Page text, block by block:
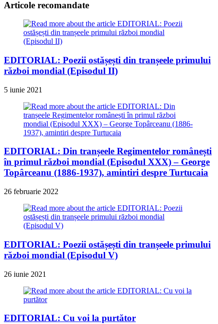
Articole recomandate
EDITORIAL: Poezii ostășești din tranșeele primului
război mondial (Episodul II)
5 iunie 2021
EDITORIAL: Din tranșeele Regimentelor românești
în primul război mondial (Episodul XXX) – George
Topârceanu (1886-1937), amintiri despre Turtucaia
26 februarie 2022
EDITORIAL: Poezii ostășești din tranșeele primului
război mondial (Episodul V)
26 iunie 2021
EDITORIAL: Cu voi la purtător